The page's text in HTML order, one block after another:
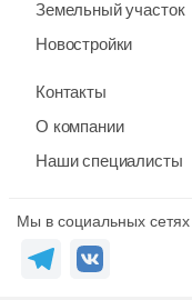
Земельный участок
Новостройки
Контакты
О компании
Наши специалисты
Мы в социальных сетях